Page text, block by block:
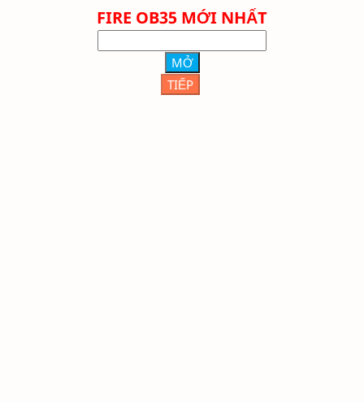
FIRE OB35 MỚI NHẤT
MỞ
TIẾP